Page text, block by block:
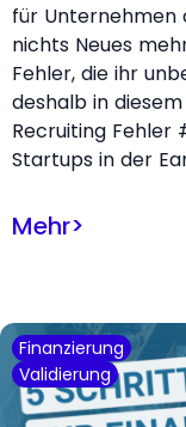
für Unternehmen
nichts Neues
Fehler, die ihr
deshalb in
Recruiting Fehler
Startups in der
Mehr>
Finanzierung
Validierung